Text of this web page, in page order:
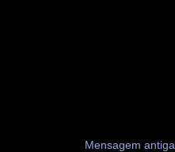
Mensagem antiga